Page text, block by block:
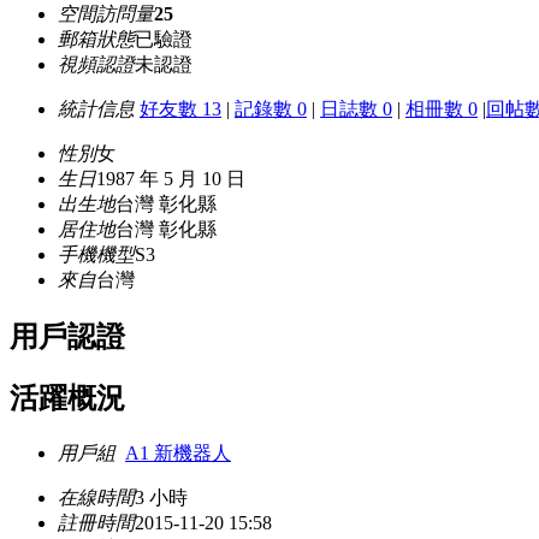
空間訪問量25
郵箱狀態已驗證
視頻認證未認證
統計信息 好友數 13 | 記錄數 0 | 日誌數 0 | 相冊數 0 |回帖
性別女
生日1987 年 5 月 10 日
出生地台灣 彰化縣
居住地台灣 彰化縣
手機機型S3
來自台灣
用戶認證
活躍概況
用戶組 A1 新機器人
在線時間3 小時
註冊時間2015-11-20 15:58